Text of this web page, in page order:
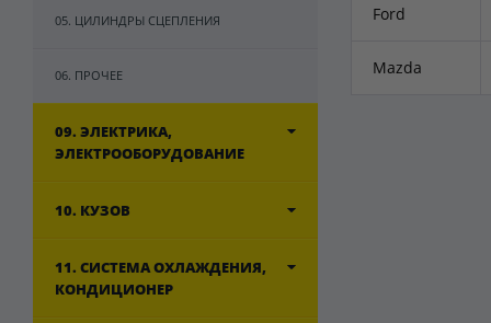
05. ЦИЛИНДРЫ СЦЕПЛЕНИЯ
06. ПРОЧЕЕ
09. ЭЛЕКТРИКА,
ЭЛЕКТРООБОРУДОВАНИЕ
10. КУЗОВ
11. СИСТЕМА ОХЛАЖДЕНИЯ,
КОНДИЦИОНЕР
Ford
Mazda